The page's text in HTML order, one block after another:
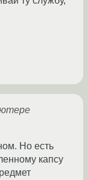
Но есть
капсу